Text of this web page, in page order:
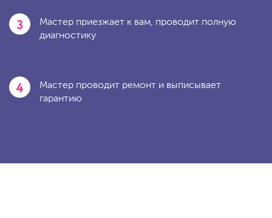
3
Мастер приезжает к вам, проводит полную
диагностику
4
Мастер проводит ремонт и выписывает
гарантию